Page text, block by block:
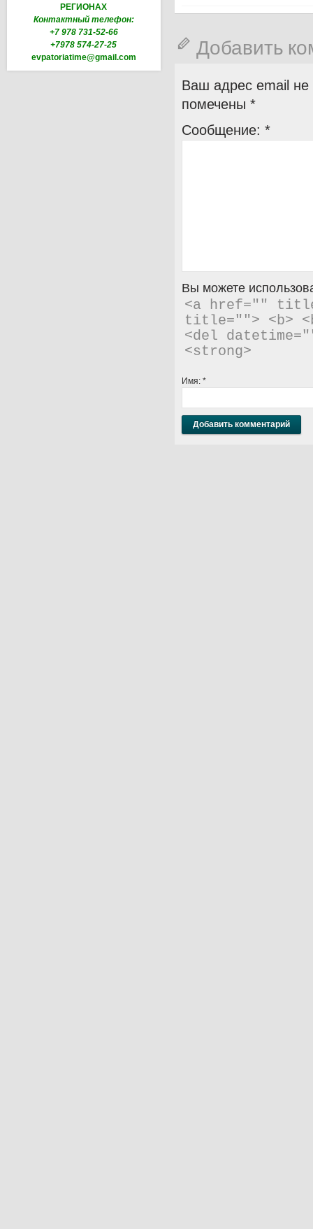
РЕГИОНАХ
Контактный телефон:
+7 978 731-52-66
+7978 574-27-25
evpatoriatime@gmail.com
Добавить
Ваш адрес email не
помечены *
Сообщение: *
Вы можете
<a href=""
title=""> <b>
<del
<strong>
Имя: *